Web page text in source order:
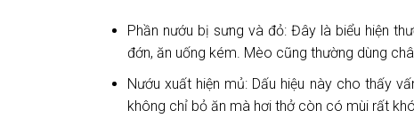
Phần nướu bị sưng và đỏ: Đây là biểu hiện
đớn, ăn uống kém. Mèo cũng thường dùng
Nướu xuất hiện mủ: Dấu hiệu này cho thấy
không chỉ bỏ ăn mà hơi thở còn có mùi rất